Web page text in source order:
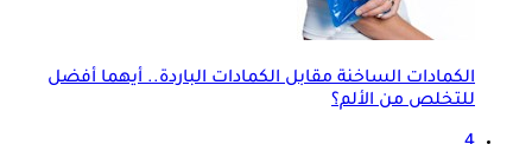
الكمادات الساخنة مقابل الكمادات الباردة.. أيهما أفضل
للتخلص من الألم؟